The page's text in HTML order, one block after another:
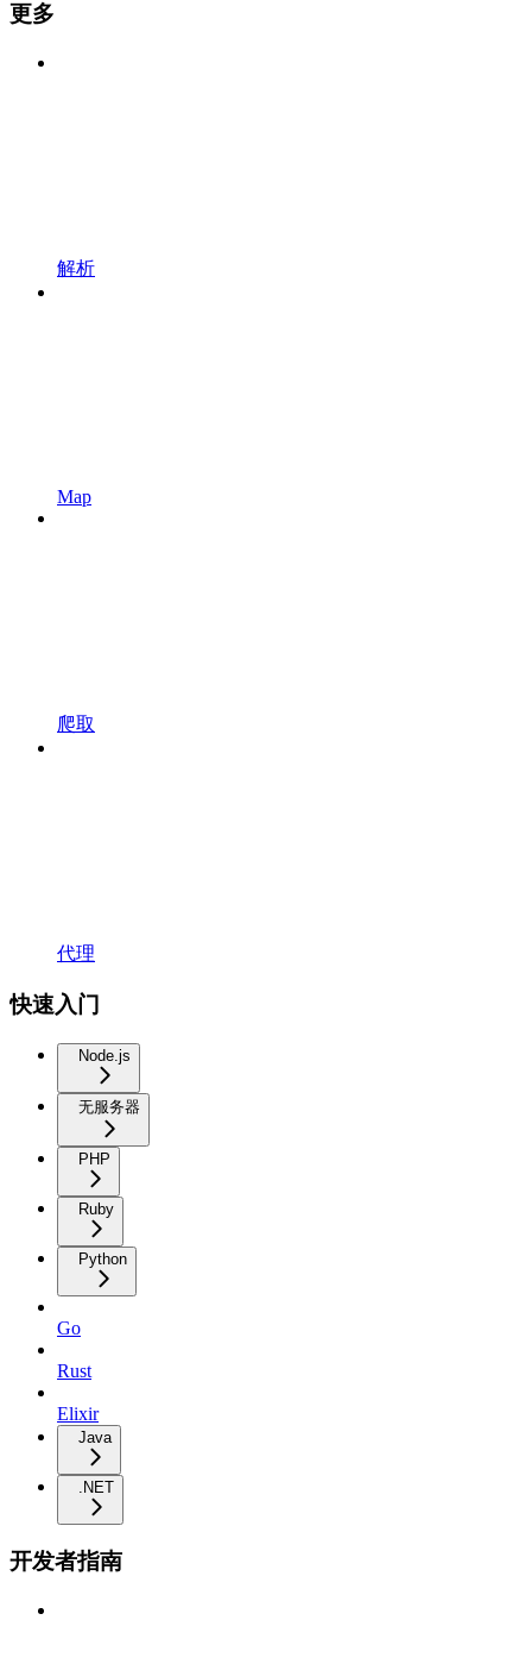
更多
解析
Map
爬取
代理
快速入门
Node.js
无服务器
PHP
Ruby
Python
Go
Rust
Elixir
Java
.NET
开发者指南